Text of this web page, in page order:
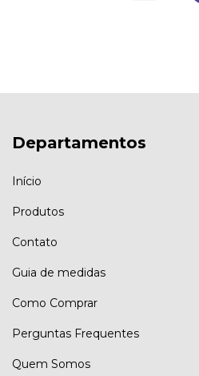
Departamentos
Início
Produtos
Contato
Guia de medidas
Como Comprar
Perguntas Frequentes
Quem Somos